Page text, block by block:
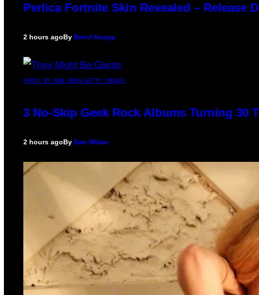
Perlica Fortnite Skin Revealed – Release
2 hours agoBy Brent Koepp
PHOTO BY BOB BERG/GETTY IMAGES
3 No-Skip Geek Rock Albums Turning 30
2 hours agoBy Dan Milam